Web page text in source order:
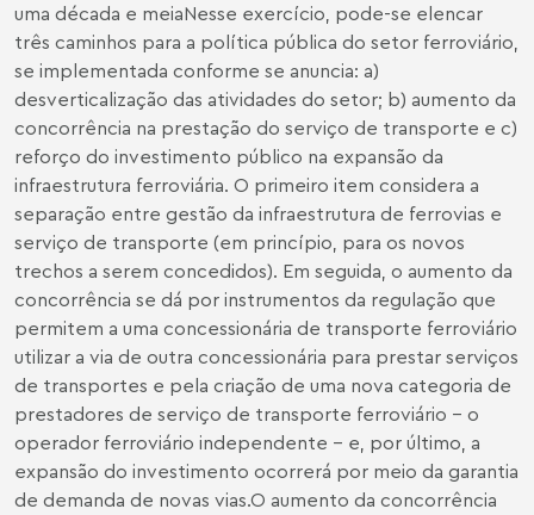
uma década e meiaNesse exercício, pode-se elencar
três caminhos para a política pública do setor ferroviário,
se implementada conforme se anuncia: a)
desverticalização das atividades do setor; b) aumento da
concorrência na prestação do serviço de transporte e c)
reforço do investimento público na expansão da
infraestrutura ferroviária. O primeiro item considera a
separação entre gestão da infraestrutura de ferrovias e
serviço de transporte (em princípio, para os novos
trechos a serem concedidos). Em seguida, o aumento da
concorrência se dá por instrumentos da regulação que
permitem a uma concessionária de transporte ferroviário
utilizar a via de outra concessionária para prestar serviços
de transportes e pela criação de uma nova categoria de
prestadores de serviço de transporte ferroviário - o
operador ferroviário independente - e, por último, a
expansão do investimento ocorrerá por meio da garantia
de demanda de novas vias.O aumento da concorrência